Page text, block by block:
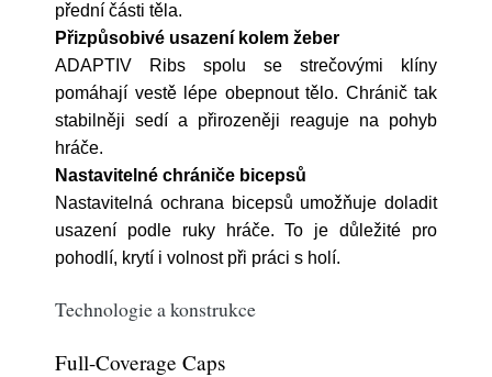
přední části těla.
Přizpůsobivé usazení kolem žeber
ADAPTIV Ribs spolu se strečovými klíny
pomáhají vestě lépe obepnout tělo. Chránič tak
stabilněji sedí a přirozeněji reaguje na pohyb
hráče.
Nastavitelné chrániče bicepsů
Nastavitelná ochrana bicepsů umožňuje doladit
usazení podle ruky hráče. To je důležité pro
pohodlí, krytí i volnost při práci s holí.
Technologie a konstrukce
Full-Coverage Caps